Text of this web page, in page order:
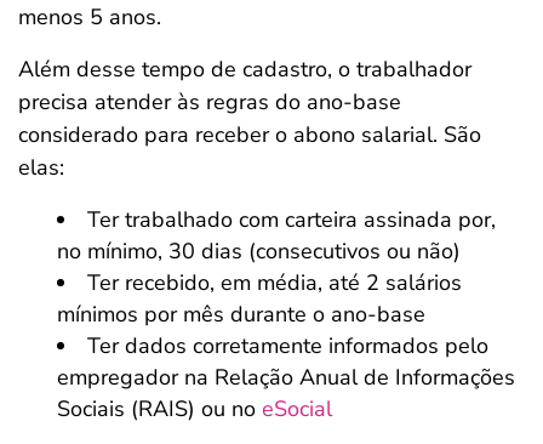
menos 5 anos.
Além desse tempo de cadastro, o trabalhador
precisa atender às regras do ano-base
considerado para receber o abono salarial. São
elas:
Ter trabalhado com carteira assinada por,
no mínimo, 30 dias (consecutivos ou não)
Ter recebido, em média, até 2 salários
mínimos por mês durante o ano-base
Ter dados corretamente informados pelo
empregador na Relação Anual de Informações
Sociais (RAIS) ou no eSocial